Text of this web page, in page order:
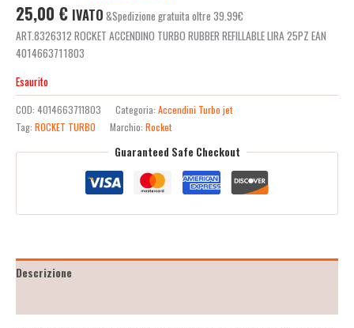
4.00
5 su
base di
25,00 € IVATO &Spedizione gratuita oltre 39.99€
ART.8326312 ROCKET ACCENDINO TURBO RUBBER REFILLABLE LIRA 25PZ EAN
4014663711803
Esaurito
COD: 4014663711803 Categoria: Accendini Turbo jet
Tag: ROCKET TURBO Marchio: Rocket
Guaranteed Safe Checkout
Descrizione